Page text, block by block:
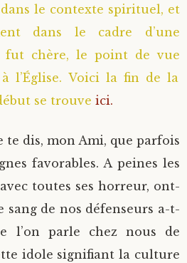
le contexte spirituel, et
dans le cadre d’une
chère, le point de vue
l’Église. Voici la fin de la
se trouve ici.
te dis, mon Ami, que parfois
favorables. A peines les
toutes ses horreur, ont-
de nos défenseurs a-t-
l’on parle chez nous de
idole signifiant la culture